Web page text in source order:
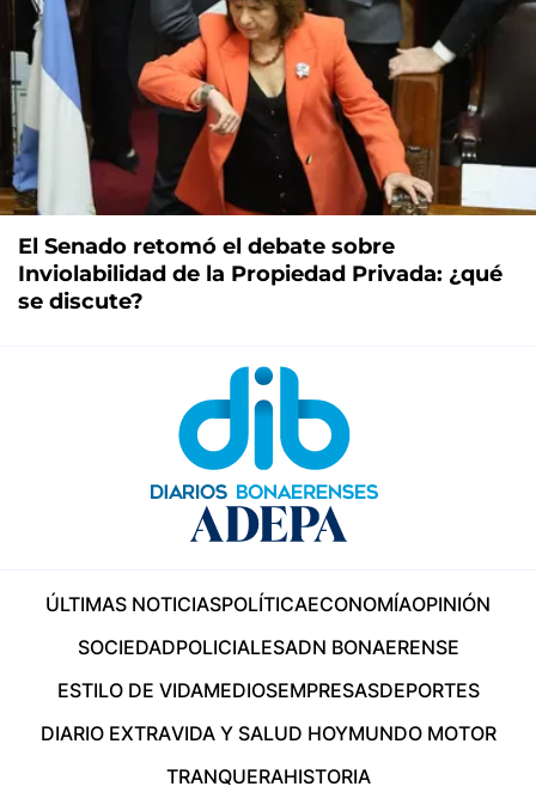
El Senado retomó el debate sobre
Inviolabilidad de la Propiedad Privada: ¿qué
se discute?
ÚLTIMAS NOTICIASPOLÍTICAECONOMÍAOPINIÓN
SOCIEDADPOLICIALESADN BONAERENSE
ESTILO DE VIDAMEDIOSEMPRESASDEPORTES
DIARIO EXTRAVIDA Y SALUD HOYMUNDO MOTOR
TRANQUERAHISTORIA